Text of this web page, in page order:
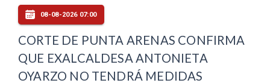
08-08-2026 07:00
CORTE DE PUNTA ARENAS CONFIRMA
QUE EXALCALDESA ANTONIETA
OYARZO NO TENDRÁ MEDIDAS